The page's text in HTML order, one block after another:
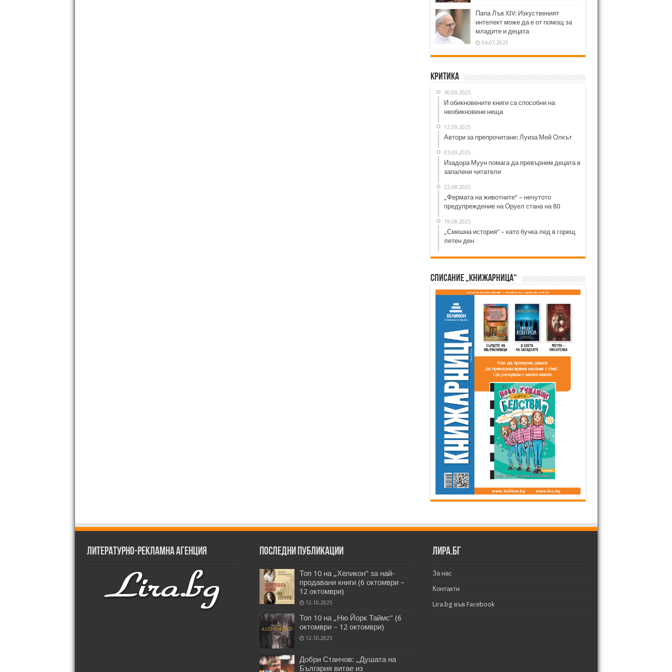
Папа Лъв XIV: Изкуственият
интелект може да е от помощ за
младите и децата
04.07.2025
Критика
30.09.2025
И обикновените книги са способни на
необикновени неща
12.09.2025
Автори за препрочитане: Луиза Мей Олкът
03.09.2025
Изадора Муун помага да превърнем децата в
запалени читатели
22.08.2025
„Фермата на животните“ – нечутото
предупреждение на Оруел стана на 80
19.08.2025
„Смешна история“ – като бучка лед в горещ
летен ден
Списание „Книжарница“
Литературно-рекламна агенция Последни публикации
Топ 10 на „Хеликон” за най-
продавани книги (6 октомври –
12 октомври)
12.10.2025
Топ 10 на „Ню Йорк Таймс” (6
октомври – 12 октомври)
12.10.2025
Добри Станчов: „Душата на
България витае из
Лира.бг
За нас
Контакти
Lira.bg във Facebook